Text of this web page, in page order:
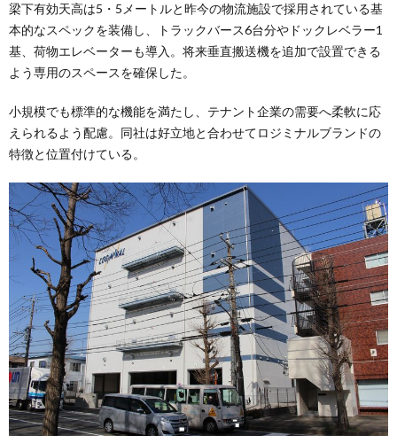
梁下有効天高は5・5メートルと昨今の物流施設で採用されている基
本的なスペックを装備し、トラックバース6台分やドックレベラー1
基、荷物エレベーターも導入。将来垂直搬送機を追加で設置できる
よう専用のスペースを確保した。
小規模でも標準的な機能を満たし、テナント企業の需要へ柔軟に応
えられるよう配慮。同社は好立地と合わせてロジミナルブランドの
特徴と位置付けている。